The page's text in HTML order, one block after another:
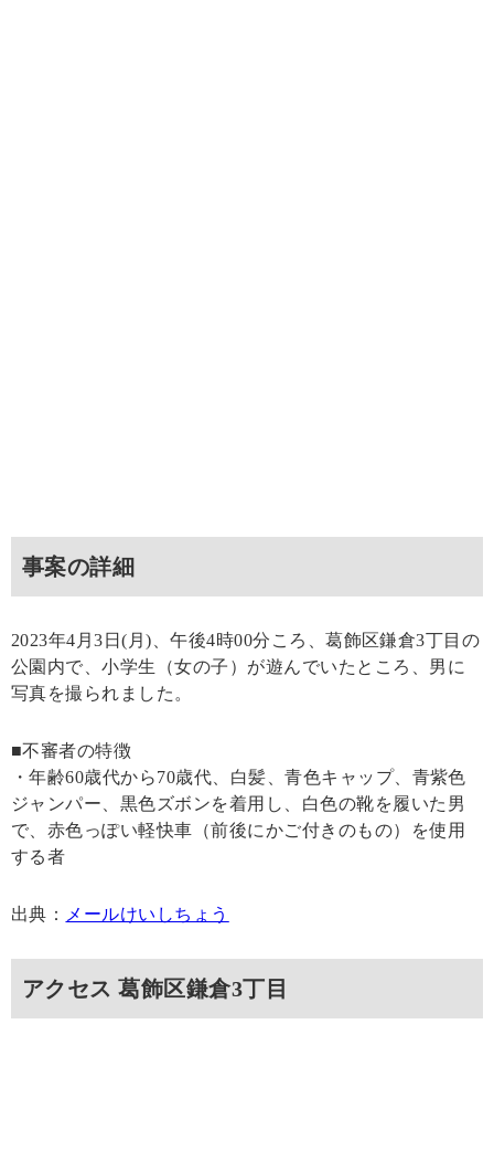
事案の詳細
2023年4月3日(月)、午後4時00分ころ、葛飾区鎌倉3丁目の
公園内で、小学生（女の子）が遊んでいたところ、男に
写真を撮られました。
■不審者の特徴
・年齢60歳代から70歳代、白髪、青色キャップ、青紫色
ジャンパー、黒色ズボンを着用し、白色の靴を履いた男
で、赤色っぽい軽快車（前後にかご付きのもの）を使用
する者
出典： メールけいしちょう
アクセス 葛飾区鎌倉3丁目